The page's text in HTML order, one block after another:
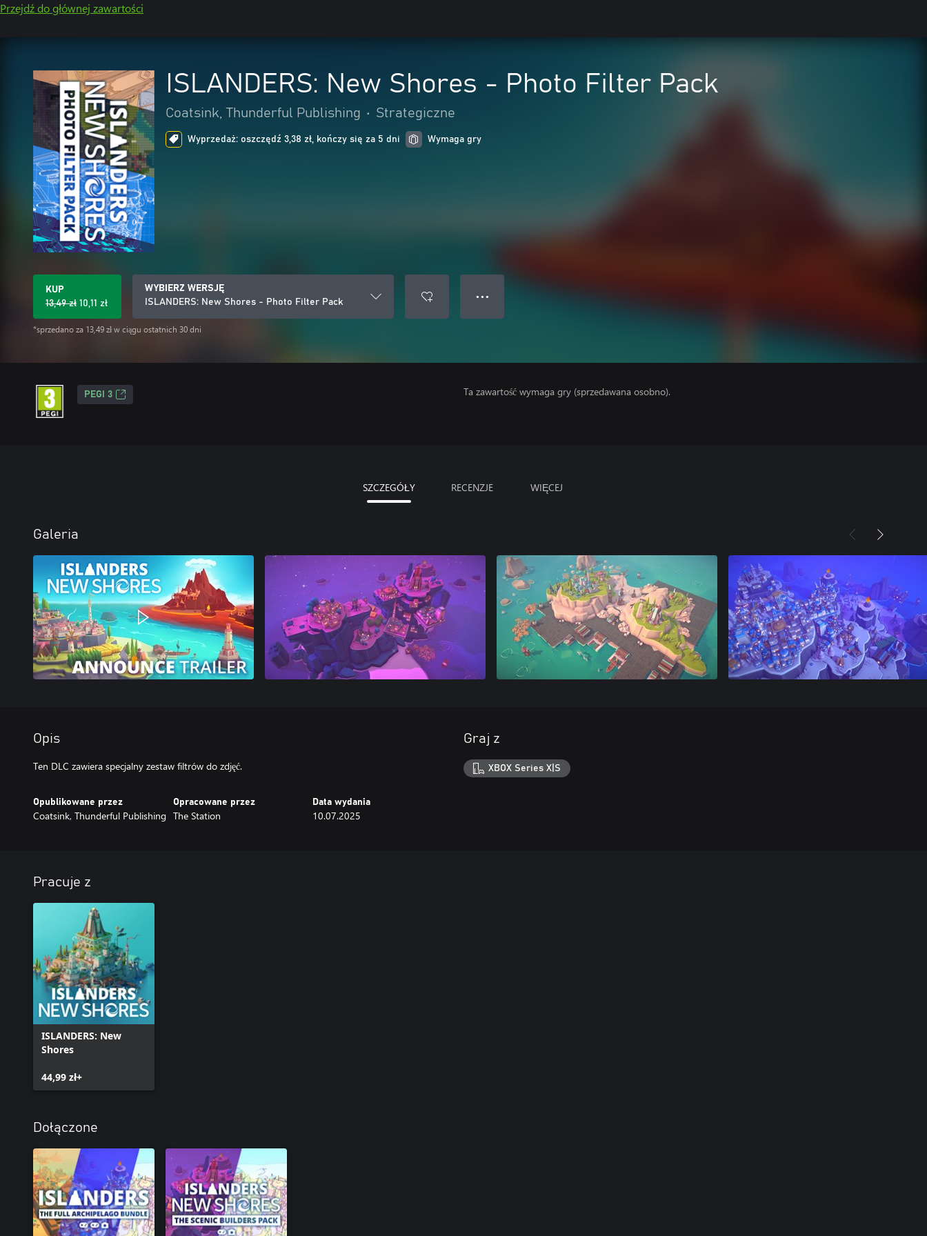
Przejdź do głównej zawartości
ISLANDERS: New Shores - Photo Filter Pack
Coatsink, Thunderful Publishing • Strategiczne
Wyprzedaż: oszczędź 3,38 zł, kończy się za 5 dni Wymaga gry
KUP
13,49 zł 10,11 zł
*sprzedano za 13,49 zł w ciągu ostatnich 30 dni
WYBIERZ WERSJĘ
ISLANDERS: New Shores - Photo Filter Pack
● ● ●
PEGI 3 Ta zawartość wymaga gry (sprzedawana osobno).
SZCZEGÓŁY RECENZJE WIĘCEJ
Galeria
Opis
Ten DLC zawiera specjalny zestaw filtrów do zdjęć.
Opublikowane przez
Coatsink, Thunderful Publishing
Opracowane przez
The Station
Data wydania
10.07.2025
Graj z
XBOX Series X|S
Pracuje z
ISLANDERS: New
Shores
44,99 zł+
Dołączone